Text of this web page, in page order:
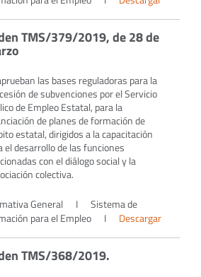
TMS/379/2019, de 28 de
las bases reguladoras para la
de subvenciones por el Servicio
de Empleo Estatal, para la
de planes de formación de
estatal, dirigidos a la capacitación
el desarrollo de las funciones
con el diálogo social y la
colectiva.
General
I
Sistema de
para el Empleo
I Descargar
TMS/368/2019.